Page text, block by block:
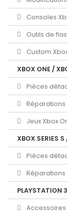
Consoles
Outils de
Custom
XBOX ONE /
Pièces
Réparations
Jeux Xbox
XBOX SERIES S
Pièces
Réparations
PLAYSTATION
Accessoires